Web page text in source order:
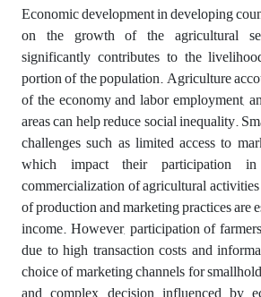
Economic development in developing
on the growth of the agricultural
significantly contributes to the
portion of the population. Agriculture
of the economy and labor employment,
areas can help reduce social inequality.
challenges such as limited access to
which impact their participation
commercialization of agricultural
of production and marketing practices are
income. However, participation of
due to high transaction costs and
choice of marketing channels for